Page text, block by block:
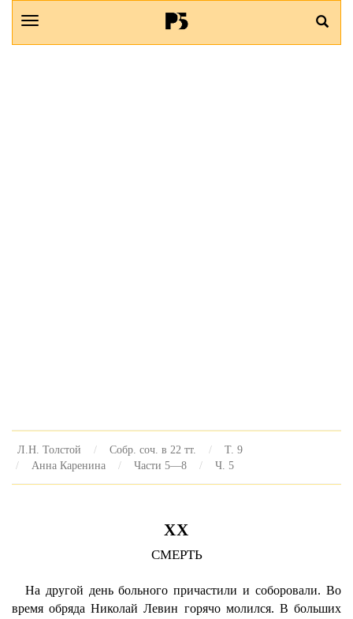
Л.Н. Толстой Собр. соч. в 22 тт.
Т. 9
Анна Каренина
Части 5—8 Ч. 5
XX
СМЕРТЬ
На другой день больного причастили и соборовали. Во
время обряда Николай Левин горячо молился. В больших